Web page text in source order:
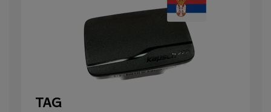
TAG